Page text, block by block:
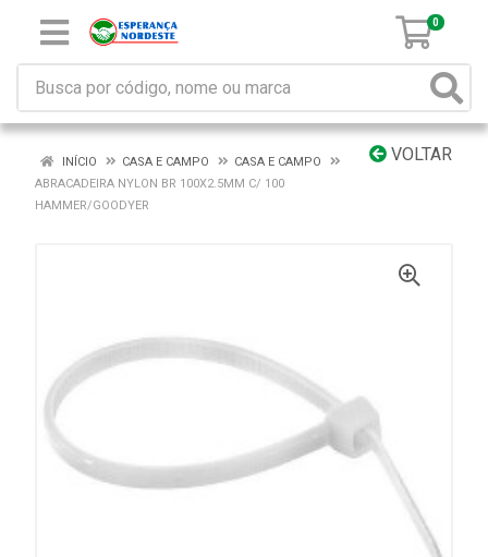
0
VOLTAR
INÍCIO CASA E CAMPO
CASA E CAMPO
ABRACADEIRA NYLON BR 100X2.5MM C/ 100
HAMMER/GOODYER